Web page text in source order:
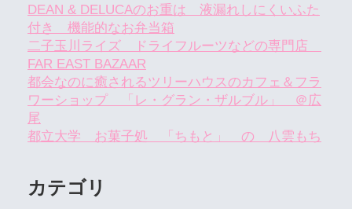
DEAN & DELUCAのお重は 液漏れしにくいふた
付き 機能的なお弁当箱
二子玉川ライズ ドライフルーツなどの専門店
FAR EAST BAZAAR
都会なのに癒されるツリーハウスのカフェ＆フラ
ワーショップ 「レ・グラン・ザルブル」 ＠広
尾
都立大学 お菓子処 「ちもと」 の 八雲もち
カテゴリ